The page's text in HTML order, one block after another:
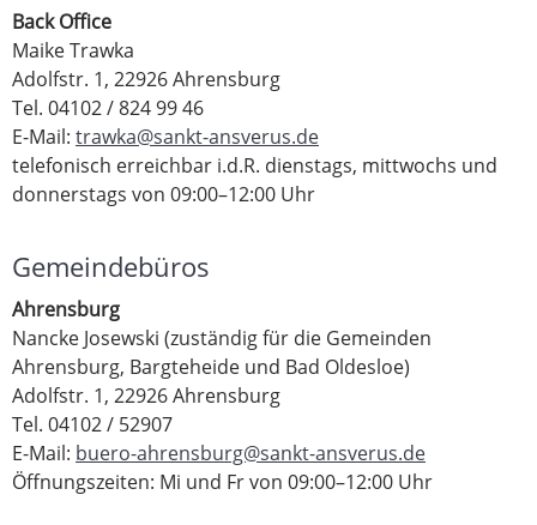
Back Office
Maike Trawka
Adolfstr. 1, 22926 Ahrensburg
Tel. 04102 / 824 99 46
E-Mail: trawka@sankt-ansverus.de
telefonisch erreichbar i.d.R. dienstags, mittwochs und
donnerstags von 09:00–12:00 Uhr
Gemeindebüros
Ahrensburg
Nancke Josewski (zuständig für die Gemeinden
Ahrensburg, Bargteheide und Bad Oldesloe)
Adolfstr. 1, 22926 Ahrensburg
Tel. 04102 / 52907
E-Mail: buero-ahrensburg@sankt-ansverus.de
Öffnungszeiten: Mi und Fr von 09:00–12:00 Uhr